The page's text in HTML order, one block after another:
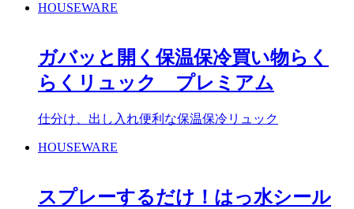
HOUSEWARE
ガバッと開く保温保冷買い物らく
らくリュック プレミアム
仕分け、出し入れ便利な保温保冷リュック
HOUSEWARE
スプレーするだけ！はっ水シール